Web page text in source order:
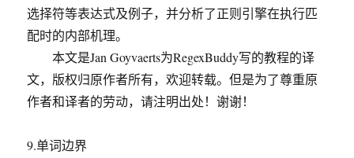
选择符等表达式及例子，并分析了正则引擎在执行匹
配时的内部机理。
本文是Jan Goyvaerts为RegexBuddy写的教程的译
文，版权归原作者所有，欢迎转载。但是为了尊重原
作者和译者的劳动，请注明出处！谢谢！
9.单词边界